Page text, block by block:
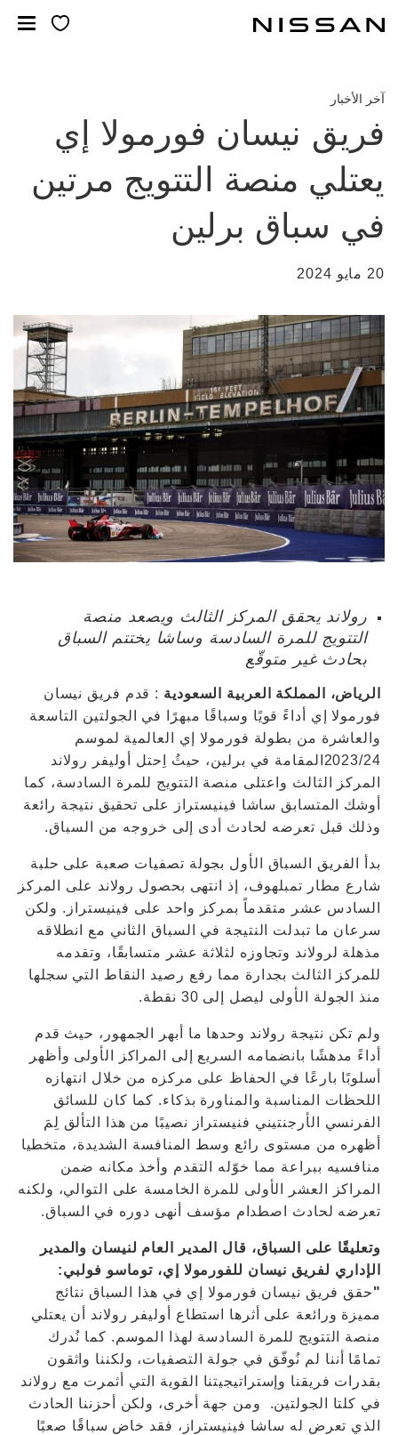
المحتوى
آخر الأخبار
فريق نيسان فورمولا إي
يعتلي منصة التتويج مرتين
في سباق برلين
20 مايو 2024
رولاند يحقق المركز الثالث ويصعد منصة
التتويج للمرة السادسة وساشا يختتم السباق
بحادث غير متوقّع
الرياض، المملكة العربية السعودية : قدم فريق نيسان
فورمولا إي أداءً قويًا وسباقًا مبهرًا في الجولتين التاسعة
والعاشرة من بطولة فورمولا إي العالمية لموسم
2023/24المقامة في برلين، حيثُ اِحتل أوليفر رولاند
المركز الثالث واعتلى منصة التتويج للمرة السادسة، كما
أوشك المتسابق ساشا فينيستراز على تحقيق نتيجة رائعة
وذلك قبل تعرضه لحادث أدى إلى خروجه من السباق.
بدأ الفريق السباق الأول بجولة تصفيات صعبة على حلبة
شارع مطار تمبلهوف، إذ انتهى بحصول رولاند على المركز
السادس عشر متقدماً بمركز واحد على فينيستراز. ولكن
سرعان ما تبدلت النتيجة في السباق الثاني مع انطلاقه
مذهلة لرولاند وتجاوزه لثلاثة عشر متسابقًا، وتقدمه
للمركز الثالث بجدارة مما رفع رصيد النقاط التي سجلها
منذ الجولة الأولى ليصل إلى 30 نقطة.
ولم تكن نتيجة رولاند وحدها ما أبهر الجمهور، حيث قدم
أداءً مدهشًا بانضمامه السريع إلى المراكز الأولى وأظهر
أسلوبًا بارعًا في الحفاظ على مركزه من خلال انتهازه
اللحظات المناسبة والمناورة بذكاء. كما كان للسائق
الفرنسي الأرجنتيني فنيستراز نصيبًا من هذا التألق لِمَ
أظهره من مستوى رائع وسط المنافسة الشديدة، متخطيا
منافسيه ببراعة مما خوّله التقدم وأخذ مكانه ضمن
المراكز العشر الأولى للمرة الخامسة على التوالي، ولكنه
تعرضه لحادث اصطدام مؤسف أنهى دوره في السباق.
وتعليقًا على السباق، قال المدير العام لنيسان والمدير
الإداري لفريق نيسان للفورمولا إي، توماسو فولبي:
"حقق فريق نيسان فورمولا إي في هذا السباق نتائج
مميزة ورائعة على أثرها استطاع أوليفر رولاند أن يعتلي
منصة التتويج للمرة السادسة لهذا الموسم. كما نُدرك
تمامًا أننا لم نُوفّق في جولة التصفيات، ولكننا واثقون
بقدرات فريقنا وإستراتيجيتنا القوية التي أثمرت مع رولاند
في كلتا الجولتين. ومن جهة أخرى، ولكن أحزننا الحادث
الذي تعرض له ساشا فينيستراز، فقد خاض سباقًا صعبًا